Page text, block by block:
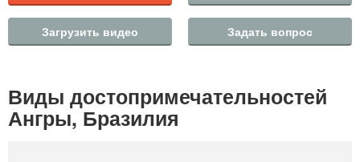
Загрузить видео Задать вопрос
Виды достопримечательностей
Ангры, Бразилия